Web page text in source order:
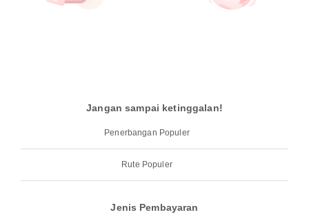
Jangan sampai ketinggalan!
Penerbangan Populer
Rute Populer
Jenis Pembayaran